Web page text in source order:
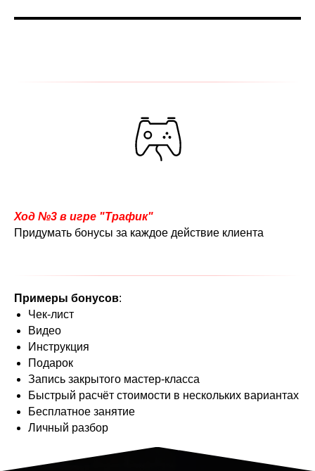
Ход №3 в игре "Трафик"
Придумать бонусы за каждое действие клиента
Примеры бонусов:
Чек-лист
Видео
Инструкция
Подарок
Запись закрытого мастер-класса
Быстрый расчёт стоимости в нескольких вариантах
Бесплатное занятие
Личный разбор